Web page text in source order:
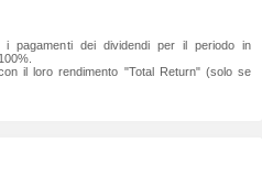
i pagamenti dei dividendi per il periodo in
il loro rendimento "Total Return" (solo se